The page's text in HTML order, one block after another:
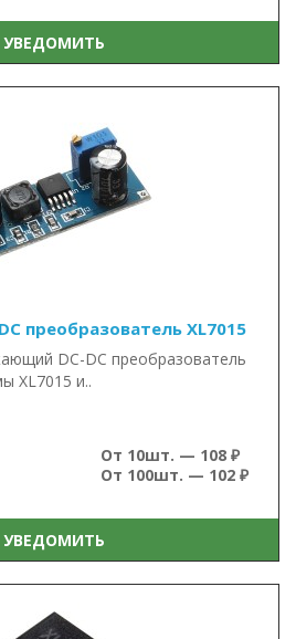
УВЕДОМИТЬ
преобразователь XL7015
DC-DC преобразователь
XL7015 и..
От 10шт. — 108 ₽
От 100шт. — 102 ₽
УВЕДОМИТЬ